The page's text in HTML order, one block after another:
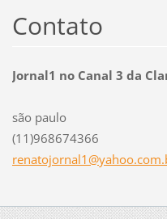
Contato
Jornal1 no Canal 3 da
são paulo
(11)968674366
renatojornal1@yahoo.com.